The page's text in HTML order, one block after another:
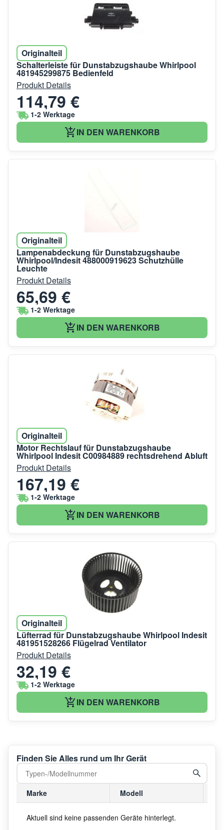
Originalteil
Schalterleiste für Dunstabzugshaube Whirlpool
481945299875 Bedienfeld
Produkt Details
114,79 €
1-2 Werktage
IN DEN WARENKORB
Originalteil
Lampenabdeckung für Dunstabzugshaube
Whirlpool/Indesit 488000919623 Schutzhülle
Leuchte
Produkt Details
65,69 €
1-2 Werktage
IN DEN WARENKORB
Originalteil
Motor Rechtslauf für Dunstabzugshaube
Whirlpool Indesit C00984889 rechtsdrehend Abluft
Produkt Details
167,19 €
1-2 Werktage
IN DEN WARENKORB
Originalteil
Lüfterrad für Dunstabzugshaube Whirlpool Indesit
481951528266 Flügelrad Ventilator
Produkt Details
32,19 €
1-2 Werktage
IN DEN WARENKORB
Finden Sie Alles rund um Ihr Gerät
Marke Modell
Aktuell sind keine passenden Geräte hinterlegt.